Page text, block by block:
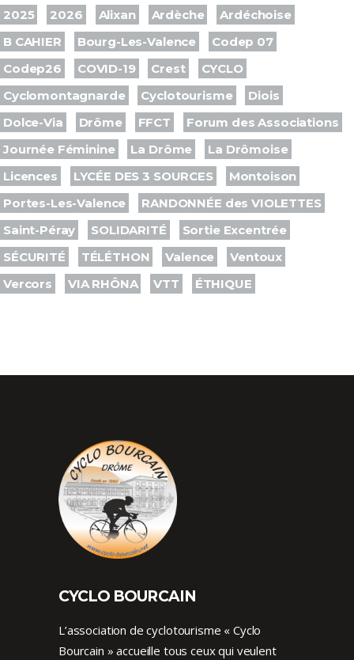
2025
2026 Alixan Ardèche
Ardéchoise
B CAHIER
Bourg-Les-Valence
Codep 07
Codep26
COVID-19 Crest
CYCLO
Cyclomontagnarde
Cyclotourisme
Diois
Dolce-Via
Drôme FFCT
Forum des Associations
Journée Féminine
La Drôme
La Drômoise
Licences
LYCÉE DES 3 SOURCES
Montoison
Portes-Les-Valence
RANDONNÉE des VIOLETTES
Saint-Péray
SOLIDARITÉ
Sortie Excentrée
SÉCURITÉ
TÉLÉTHON Valence
Ventoux
Vercors
VIA RHÔNA VTT ÉTHIQUE
CYCLO BOURCAIN
L’association de cyclotourisme « Cyclo
Bourcain » accueille tous ceux qui veulent